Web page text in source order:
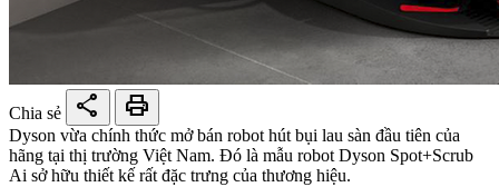
Chia sẻ share print
Dyson vừa chính thức mở bán robot hút bụi lau sàn đầu tiên của
hãng tại thị trường Việt Nam. Đó là mẫu robot Dyson Spot+Scrub
Ai sở hữu thiết kế rất đặc trưng của thương hiệu.